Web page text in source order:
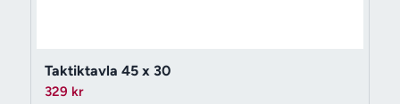
Taktiktavla 45 x 30
329 kr